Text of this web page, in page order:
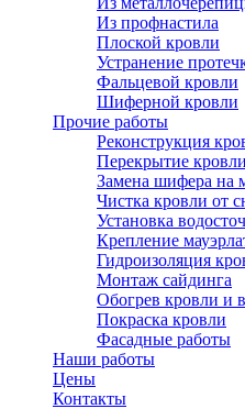
Из профнастила
Плоской кровли
Устранение
Фальцевой кровли
Шиферной кровли
Прочие работы
Реконструкция
Перекрытие кровли
Замена шифера на
Чистка кровли от
Установка
Крепление
Гидроизоляция
Монтаж сайдинга
Обогрев кровли и
Покраска кровли
Фасадные работы
Наши работы
Цены
Контакты